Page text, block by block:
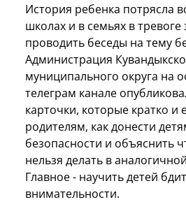
История ребенка потрясла
школах и в семьях в тревоге
проводить беседы на тему
Администрация
муниципального округа на
телеграм канале
карточки, которые кратко и
родителям, как донести
безопасности и объяснить
нельзя делать в
Главное - научить детей
внимательности.